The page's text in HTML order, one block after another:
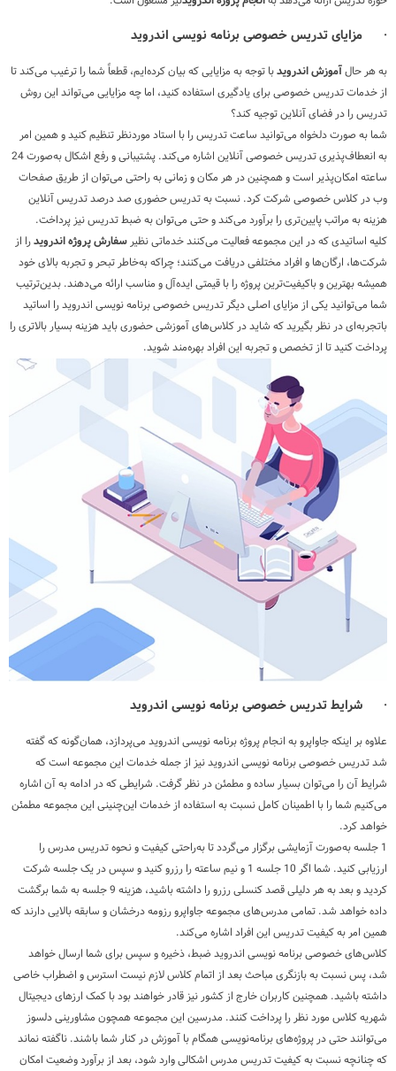
· مزایای تدریس خصوصی برنامه نویسی اندروید
به هر حالآموزش اندرویدبا توجه به مزایایی که بیان کرده‌ایم، قطعاً شما را ترغیب می‌کند تا
از خدمات تدریس خصوصی برای یادگیری استفاده کنید، اما چه مزایایی می‌تواند این روش
تدریس را در فضای آنلاین توجیه کند؟
شما به صورت دلخواه می‌توانید ساعت تدریس را با استاد موردنظر تنظیم کنید و همین امر
به انعطاف‌پذیری تدریس خصوصی آنلاین اشاره می‌کند. پشتیبانی و رفع اشکال به‌صورت 24
ساعته امکان‌پذیر است و همچنین در هر مکان و زمانی به راحتی می‌توان از طریق صفحات
وب در کلاس خصوصی شرکت کرد. نسبت به تدریس حضوری صد درصد تدریس آنلاین
هزینه به مراتب پایینتری را برآورد می‌کند و حتی می‌توان به ضبط تدریس نیز پرداخت.
کلیه اساتیدی که در این مجموعه فعالیت می‌کنند خدماتی نظیر سفارش پروژه اندرویدرا از
شرکت‌ها، ارگان‌ها و افراد مختلفی دریافت می‌کنند؛ چراکه به‌خاطر تبحر و تجربه بالای خود
همیشه بهترین و باکیفیت‌ترین پروژه را با قیمتی ایده‌آل و مناسب ارائه می‌دهند. بدین‌ترتیب
شما می‌توانید یکی از مزایای اصلی دیگر تدریس خصوصی برنامه نویسی اندروید را اساتید
باتجربه‌ای در نظر بگیرید که شاید در کلاس‌های آموزشی حضوری باید هزینه بسیار بالاتری را
پرداخت کنید تا از تخصص و تجربه این افراد بهره‌مند شوید.
· شرایطتدریس خصوصی برنامه نویسی اندروید
علاوه بر اینکه جاواپرو به انجام پروژه برنامه نویسی اندروید می‌پردازد، همان‌گونه که گفته
شد تدریس خصوصی برنامه نویسی اندروید نیز از جمله خدمات این مجموعه است که
شرایط آن را می‌توان بسیار ساده و مطمئن در نظر گرفت. شرایطی که در ادامه به آن اشاره
می‌کنیم شما را با اطمینان کامل نسبت به استفاده از خدمات این‌چنینی این مجموعه مطمئن
خواهد کرد.
1 جلسه به‌صورت آزمایشی برگزار می‌گردد تا به‌راحتی کیفیت و نحوه تدریس مدرس را
ارزیابی کنید. شما اگر 10 جلسه 1 و نیم ساعته را رزرو کنید و سپس در یک جلسه شرکت
کردید و بعد به هر دلیلی قصد کنسلی رزرو را داشته باشید، هزینه 9 جلسه به شما برگشت
داده خواهد شد. تمامی مدرس‌های مجموعه جاواپرو رزومه درخشان و سابقه بالایی دارند که
همین امر به کیفیت تدریس این افراد اشاره می‌کند.
کلاس‌های خصوصی برنامه ‌نویسی اندروید ضبط، ذخیره و سپس برای شما ارسال خواهد
شد، پس نسبت به بازنگری مباحث بعد از اتمام کلاس لازم نیست استرس و اضطراب خاصی
داشته باشید. همچنین کاربران خارج از کشور نیز قادر خواهند بود با کمک ارزهای دیجیتال
شهریه کلاس مورد نظر را پرداخت کنند. مدرسین این مجموعه همچون مشاورینی دلسوز
می‌توانند حتی در پروژه‌های برنامه‌نویسی همگام با آموزش در کنار شما باشند. ناگفته نماند
که چنانچه نسبت به کیفیت تدریس مدرس اشکالی وارد شود، بعد از برآورد وضعیت امکان